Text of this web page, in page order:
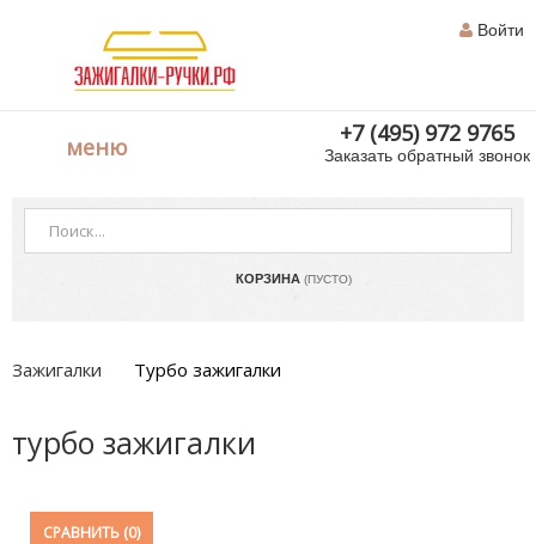
Войти
меню +7 (495) 972 9765
Заказать обратный звонок
КОРЗИНА (ПУСТО)
Зажигалки Турбо зажигалки
турбо зажигалки
СРАВНИТЬ (0)